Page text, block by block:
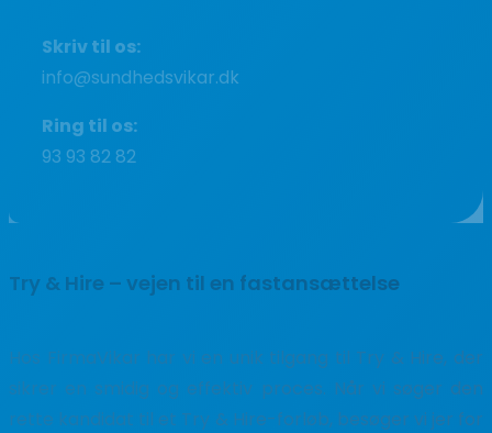
Skriv til os:
info@sundhedsvikar.dk
Ring til os:
93 93 82 82
Try & Hire – vejen til en fastansættelse
Hos FirmaVikar har vi en unik tilgang til Try & Hire, der
sikrer en smidig og effektiv proces. Når vi søger den
rette kandidat til et Try & Hire-forløb, besøger vi jer for